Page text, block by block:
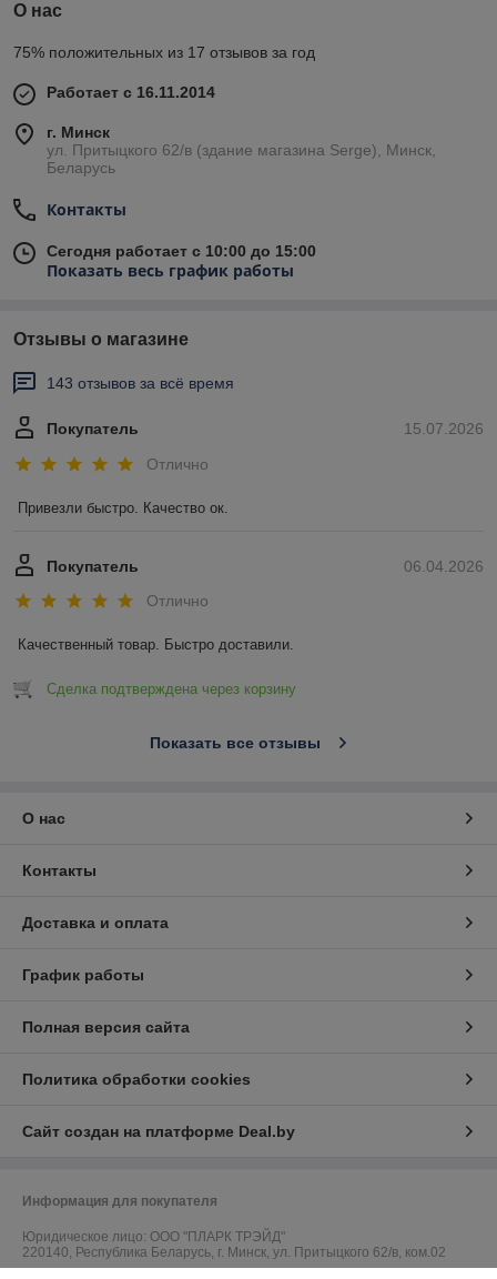
О нас
75% положительных из 17 отзывов за год
Работает с 16.11.2014
г. Минск
ул. Притыцкого 62/в (здание магазина Serge), Минск,
Беларусь
Контакты
Сегодня работает с 10:00 до 15:00
Показать весь график работы
Отзывы о магазине
143 отзывов за всё время
15.07.2026
Покупатель
Отлично
Привезли быстро. Качество ок.
06.04.2026
Покупатель
Отлично
Качественный товар. Быстро доставили.
Сделка подтверждена через корзину
Показать все отзывы
О нас
Контакты
Доставка и оплата
График работы
Полная версия сайта
Политика обработки cookies
Сайт создан на платформе Deal.by
Информация для покупателя
Юридическое лицо: ООО "ПЛАРК ТРЭЙД"
220140, Республика Беларусь, г. Минск, ул. Притыцкого 62/в, ком.02